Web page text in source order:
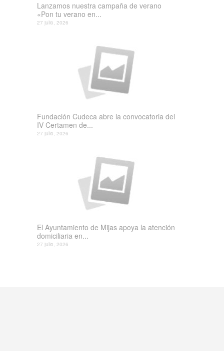
Lanzamos nuestra campaña de verano
«Pon tu verano en...
27 julio, 2026
Fundación Cudeca abre la convocatoria del
IV Certamen de...
27 julio, 2026
El Ayuntamiento de Mijas apoya la atención
domiciliaria en...
27 julio, 2026